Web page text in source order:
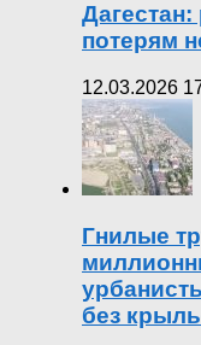
потерям
12.03.2026
Гнилые
без